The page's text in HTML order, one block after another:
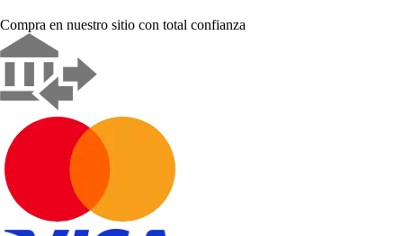
Compra en nuestro sitio con total confianza